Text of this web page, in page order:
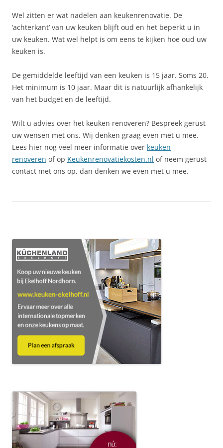
Wel zitten er wat nadelen aan keukenrenovatie. De
‘achterkant’ van uw keuken blijft oud en het beperkt u in
uw keuken. Wat wel helpt is om eens te kijken hoe oud uw
keuken is.
De gemiddelde leeftijd van een keuken is 15 jaar. Soms 20.
Het minimum is 10 jaar. Maar dit is natuurlijk afhankelijk
van het budget en de leeftijd.
Wilt u advies over het keuken renoveren? Bespreek gerust
uw wensen met ons. Wij denken graag even met u mee.
Lees hier nog veel meer informatie over keuken
renoveren of op Keukenrenovatiekosten.nl of neem gerust
contact met ons op, dan denken we even met u mee.